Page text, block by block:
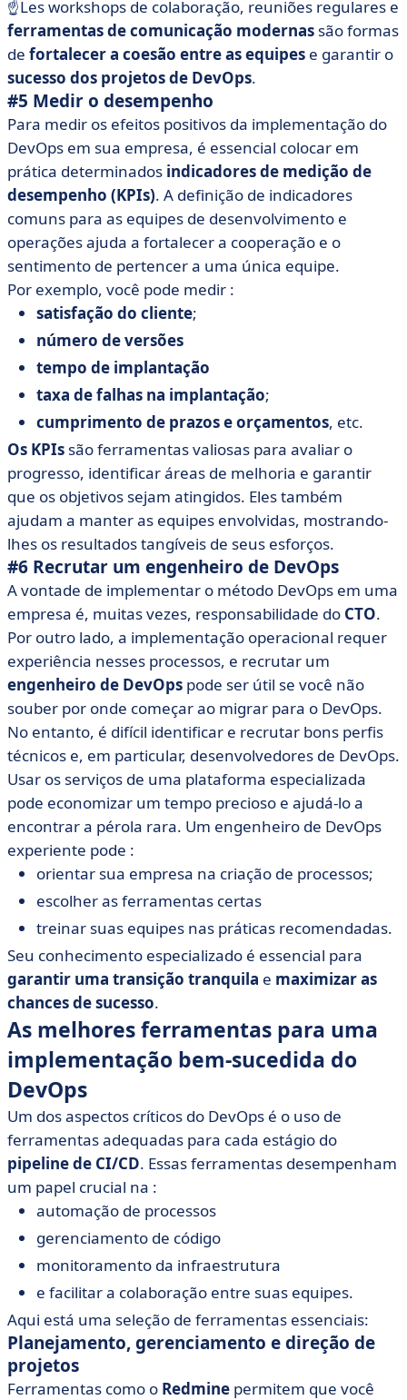
☝️Les workshops de colaboração, reuniões regulares e
ferramentas de comunicação modernas são formas
de fortalecer a coesão entre as equipes e garantir o
sucesso dos projetos de DevOps.
#5 Medir o desempenho
Para medir os efeitos positivos da implementação do
DevOps em sua empresa, é essencial colocar em
prática determinados indicadores de medição de
desempenho (KPIs). A definição de indicadores
comuns para as equipes de desenvolvimento e
operações ajuda a fortalecer a cooperação e o
sentimento de pertencer a uma única equipe.
Por exemplo, você pode medir :
satisfação do cliente;
número de versões
tempo de implantação
taxa de falhas na implantação;
cumprimento de prazos e orçamentos, etc.
Os KPIs são ferramentas valiosas para avaliar o
progresso, identificar áreas de melhoria e garantir
que os objetivos sejam atingidos. Eles também
ajudam a manter as equipes envolvidas, mostrando-
lhes os resultados tangíveis de seus esforços.
#6 Recrutar um engenheiro de DevOps
A vontade de implementar o método DevOps em uma
empresa é, muitas vezes, responsabilidade do CTO.
Por outro lado, a implementação operacional requer
experiência nesses processos, e recrutar um
engenheiro de DevOps pode ser útil se você não
souber por onde começar ao migrar para o DevOps.
No entanto, é difícil identificar e recrutar bons perfis
técnicos e, em particular, desenvolvedores de DevOps.
Usar os serviços de uma plataforma especializada
pode economizar um tempo precioso e ajudá-lo a
encontrar a pérola rara. Um engenheiro de DevOps
experiente pode :
orientar sua empresa na criação de processos;
escolher as ferramentas certas
treinar suas equipes nas práticas recomendadas.
Seu conhecimento especializado é essencial para
garantir uma transição tranquila e maximizar as
chances de sucesso.
As melhores ferramentas para uma
implementação bem-sucedida do
DevOps
Um dos aspectos críticos do DevOps é o uso de
ferramentas adequadas para cada estágio do
pipeline de CI/CD. Essas ferramentas desempenham
um papel crucial na :
automação de processos
gerenciamento de código
monitoramento da infraestrutura
e facilitar a colaboração entre suas equipes.
Aqui está uma seleção de ferramentas essenciais:
Planejamento, gerenciamento e direção de
projetos
Ferramentas como o Redmine permitem que você